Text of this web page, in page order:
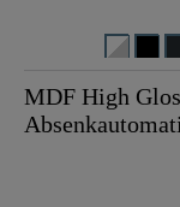
MDF High